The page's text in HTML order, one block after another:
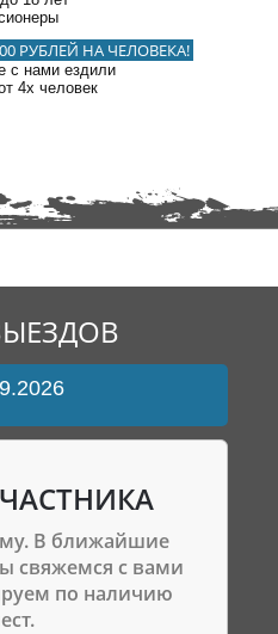
РУБЛЕЙ НА ЧЕЛОВЕКА!
с нами ездили
4х человек
В ближайшие
свяжемся с вами
по наличию